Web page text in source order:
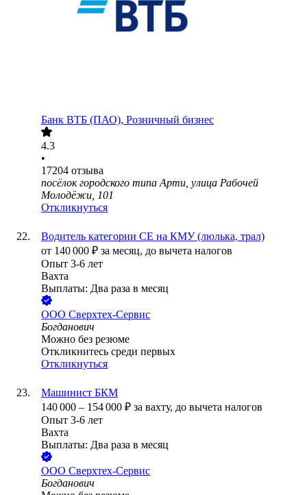
Банк ВТБ (ПАО), Розничный бизнес
4.3
•
17204 отзыва
посёлок городского типа Арти, улица Рабочей
Молодёжи, 101
Откликнуться
Водитель категории СЕ на КМУ (люлька, трал)
от 140 000 ₽ за месяц, до вычета налогов
Опыт 3-6 лет
Вахта
Выплаты: Два раза в месяц
ООО Сверхтех-Сервис
Богданович
Можно без резюме
Откликнитесь среди первых
Откликнуться
Машинист БКМ
140 000 – 154 000 ₽ за вахту, до вычета налогов
Опыт 3-6 лет
Вахта
Выплаты: Два раза в месяц
ООО Сверхтех-Сервис
Богданович